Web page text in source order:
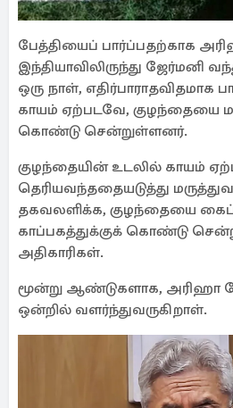
பேத்தியைப் பார்ப்பதற்காக
இந்தியாவிலிருந்து ஜேர்மனி
ஒரு நாள், எதிர்பாராதவிதமாக
காயம் ஏற்படவே, குழந்தையை
கொண்டு சென்றுள்ளனர்.
குழந்தையின் உடலில் காயம்
தெரியவந்ததையடுத்து
தகவலளிக்க, குழந்தையை
காப்பகத்துக்குக் கொண்டு
அதிகாரிகள்.
மூன்று ஆண்டுகளாக, அரிஹா
ஒன்றில் வளர்ந்துவருகிறாள்.